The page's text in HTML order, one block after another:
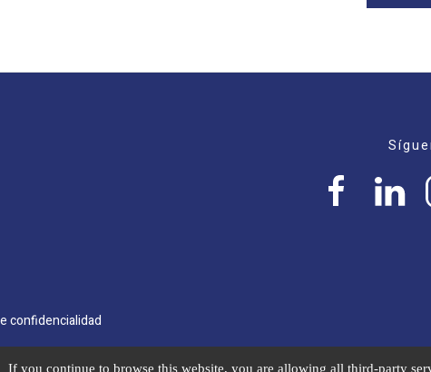
confidencialidad
If you continue to browse this website, you are allowing all third-party